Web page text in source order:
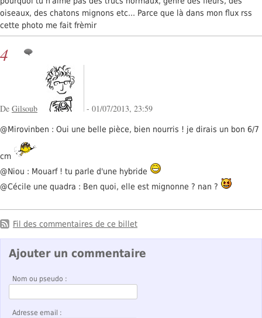
oiseaux, des chatons mignons etc... Parce que là dans mon flux rss
cette photo me fait frèmir
4
De Gilsoub - 01/07/2013, 23:59
@Mirovinben : Oui une belle pièce, bien nourris ! je dirais un bon 6/7
cm
@Niou : Mouarf ! tu parle d'une hybride
@Cécile une quadra : Ben quoi, elle est mignonne ? nan ?
Fil des commentaires de ce billet
Ajouter un commentaire
Nom ou pseudo :
Adresse email :